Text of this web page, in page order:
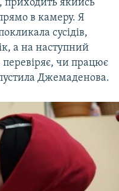
приходить якийсь
в камеру. Я
сусідів,
а на наступний
чи працює
Джемаденова.